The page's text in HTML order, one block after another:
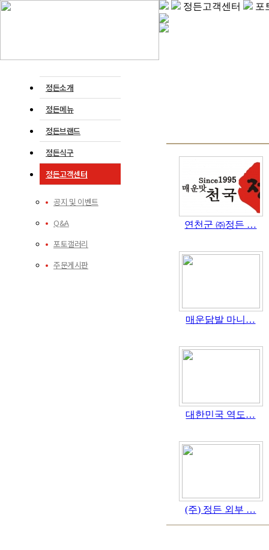
정든소개
정든메뉴
정든브랜드
정든식구
정든고객센터
공지 및 이벤트
Q&A
포토갤러리
주문게시판
정든고객센터 포
연천군 ㈜정든 …
매운닭발 마니…
대한민국 역도…
(주) 정든 외부 …